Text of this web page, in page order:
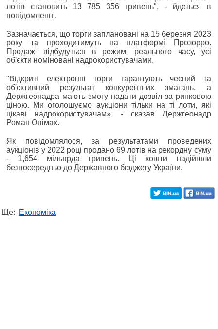
лотів становить 13 785 356 гривень", - йдеться в
повідомленні.
Зазначається, що торги заплановані на 15 березня 2023
року та проходитимуть на платформі Прозорро.
Продажі відбудуться в режимі реального часу, усі
об'єкти номіновані надрокористувачами.
"Відкриті електронні торги гарантують чесний та
об'єктивний результат конкурентних змагань, а
Держгеонадра мають змогу надати дозвіл за ринковою
ціною. Ми оголошуємо аукціони тільки на ті лоти, які
цікаві надрокористувачам», - сказав Держгеонадр
Роман Опімах.
Як повідомлялося, за результатами проведених
аукціонів у 2022 році продано 69 лотів на рекордну суму
- 1,654 мільярда гривень. Ці кошти надійшли
безпосередньо до Державного бюджету України.
Ще: Економіка